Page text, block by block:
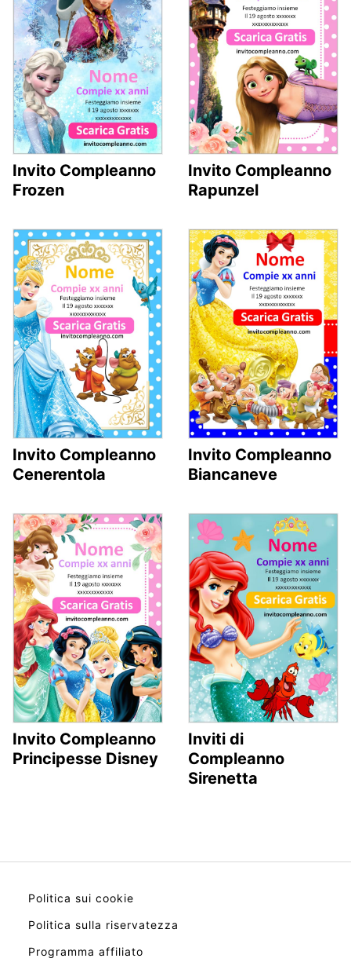
Invito Compleanno
Frozen
Invito Compleanno
Rapunzel
Invito Compleanno
Cenerentola
Invito Compleanno
Biancaneve
Invito Compleanno
Principesse Disney
Inviti di
Compleanno
Sirenetta
Politica sui cookie
Politica sulla riservatezza
Programma affiliato